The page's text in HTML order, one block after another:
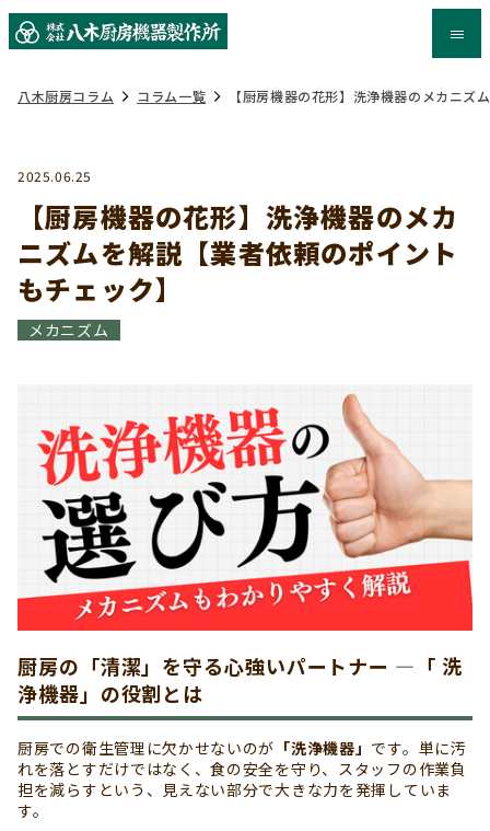
八木厨房コラム コラム一覧 【厨房機器の花形】洗浄機器のメカニ
2025.06.25
【厨房機器の花形】洗浄機器のメカ
ニズムを解説【業者依頼のポイント
もチェック】
メカニズム
厨房の「清潔」を守る心強いパートナー ―「 洗
浄機器」の役割とは
厨房での衛生管理に欠かせないのが 「洗浄機器」 です。単に汚
れを落とすだけではなく、食の安全を守り、スタッフの作業負
担を減らすという、見えない部分で大きな力を発揮していま
す。